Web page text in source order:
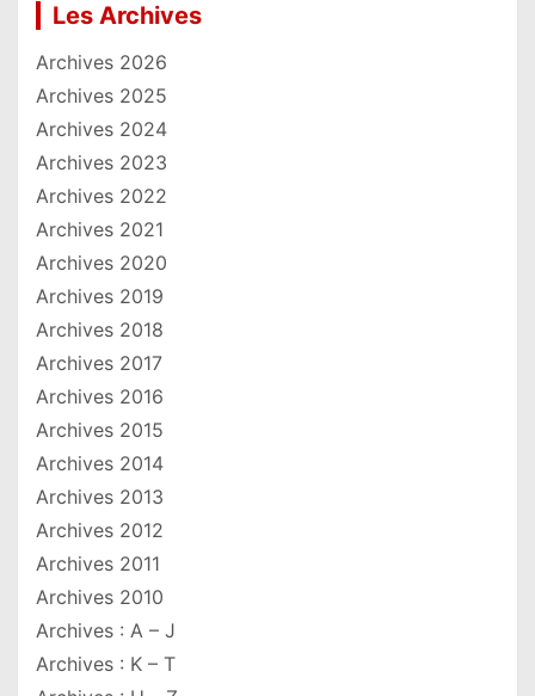
Les Archives
Archives 2026
Archives 2025
Archives 2024
Archives 2023
Archives 2022
Archives 2021
Archives 2020
Archives 2019
Archives 2018
Archives 2017
Archives 2016
Archives 2015
Archives 2014
Archives 2013
Archives 2012
Archives 2011
Archives 2010
Archives : A – J
Archives : K – T